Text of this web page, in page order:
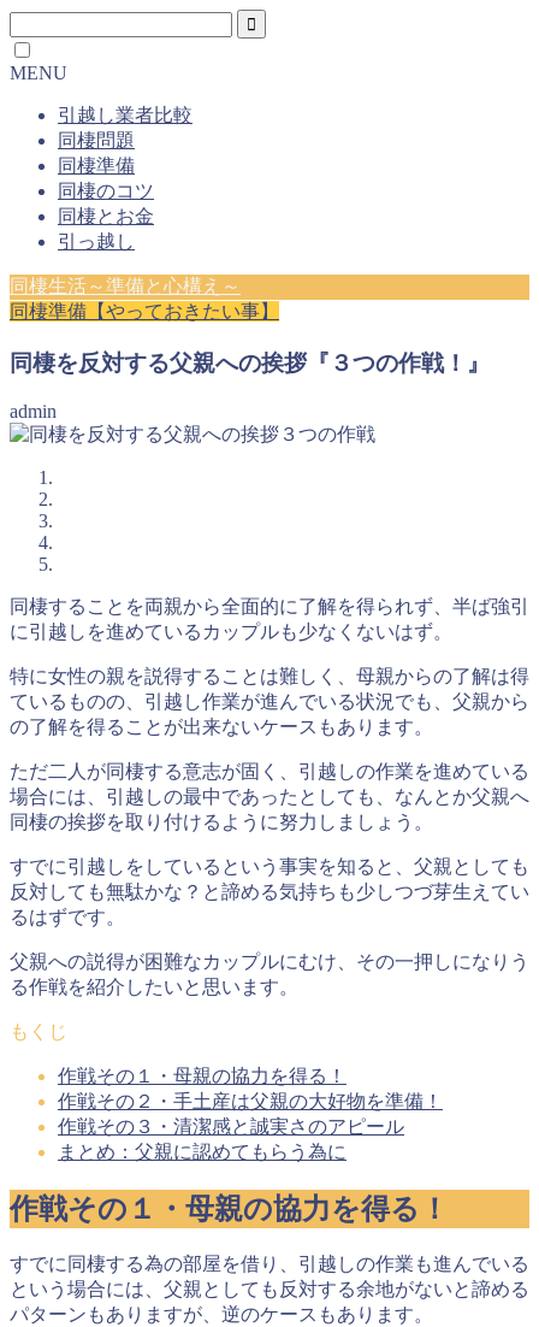
MENU
引越し業者比較
同棲問題
同棲準備
同棲のコツ
同棲とお金
引っ越し
同棲生活～準備と心構え～
同棲準備【やっておきたい事】
同棲を反対する父親への挨拶『３つの作戦！』
admin
同棲することを両親から全面的に了解を得られず、半ば強引
に引越しを進めているカップルも少なくないはず。
特に女性の親を説得することは難しく、母親からの了解は得
ているものの、引越し作業が進んでいる状況でも、 父親から
の了解を得ることが出来ないケースもあります。
ただ二人が同棲する意志が固く、引越しの作業を進めている
場合には、引越しの最中であったとしても、なんとか父親へ
同棲の挨拶を取り付けるように努力しましょう。
すでに引越しをしているという事実を知ると、父親としても
反対しても無駄かな？と諦める気持ちも少しつづ芽生えてい
るはずです。
父親への説得が困難なカップルにむけ、その一押しになりう
る作戦を紹介したいと思います。
もくじ
作戦その１・母親の協力を得る！
作戦その２・手土産は父親の大好物を準備！
作戦その３・清潔感と誠実さのアピール
まとめ：父親に認めてもらう為に
作戦その１・母親の協力を得る！
すでに同棲する為の部屋を借り、引越しの作業も進んでいる
という場合には、父親としても反対する余地がないと諦める
パターンもありますが、逆のケースもあります。